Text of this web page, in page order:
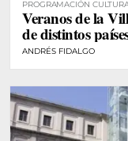
PROGRAMACIÓN
Veranos de la
de distintos
ANDRÉS FIDALGO